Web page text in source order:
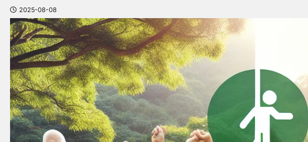
2025-08-08